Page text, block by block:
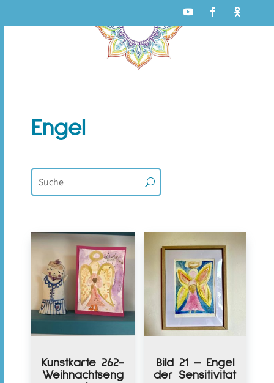
Engel
Kunstkarte 262-
Weihnachtseng
Bild 21 – Engel
der Sensitivität